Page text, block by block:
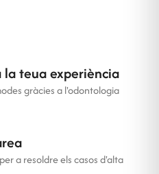
teua experiència
gràcies a l'odontologia
a resoldre els casos d'alta